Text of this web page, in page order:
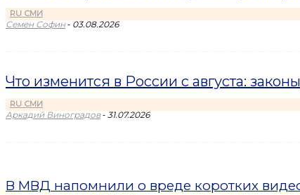
RU СМИ
Семен Софин - 03.08.2026
Что изменится в России с августа:
RU СМИ
Аркадий Виноградов - 31.07.2026
В МВД напомнили о вреде коротких